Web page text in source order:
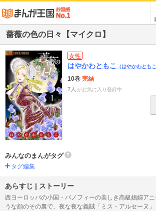
薔薇の色の日々【マイクロ】
女性
はやかわともこ （はやかわともこ
10巻 完結
7人 がお気に入り登録中
みんなのまんがタグ
タグ編集
あらすじ | ストーリー
西ヨーロッパの小国・バノフィーの美しき高級娼婦ア
うな顔のその裏で、夜な夜な義賊「ミス・アルセーヌ